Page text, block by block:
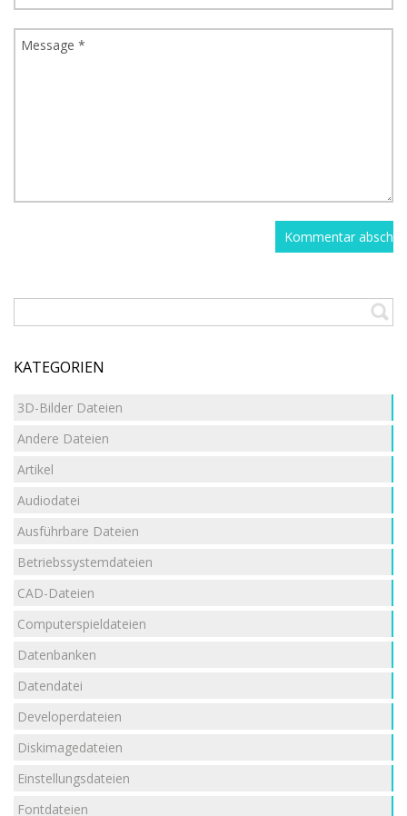
KATEGORIEN
3D-Bilder Dateien
Andere Dateien
Artikel
Audiodatei
Ausführbare Dateien
Betriebssystemdateien
CAD-Dateien
Computerspieldateien
Datenbanken
Datendatei
Developerdateien
Diskimagedateien
Einstellungsdateien
Fontdateien